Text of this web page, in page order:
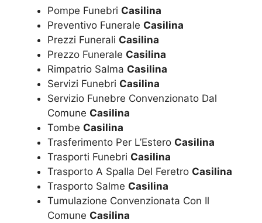
Pompe Funebri Casilina
Preventivo Funerale Casilina
Prezzi Funerali Casilina
Prezzo Funerale Casilina
Rimpatrio Salma Casilina
Servizi Funebri Casilina
Servizio Funebre Convenzionato Dal
Comune Casilina
Tombe Casilina
Trasferimento Per L’Estero Casilina
Trasporti Funebri Casilina
Trasporto A Spalla Del Feretro Casilina
Trasporto Salme Casilina
Tumulazione Convenzionata Con Il
Comune Casilina